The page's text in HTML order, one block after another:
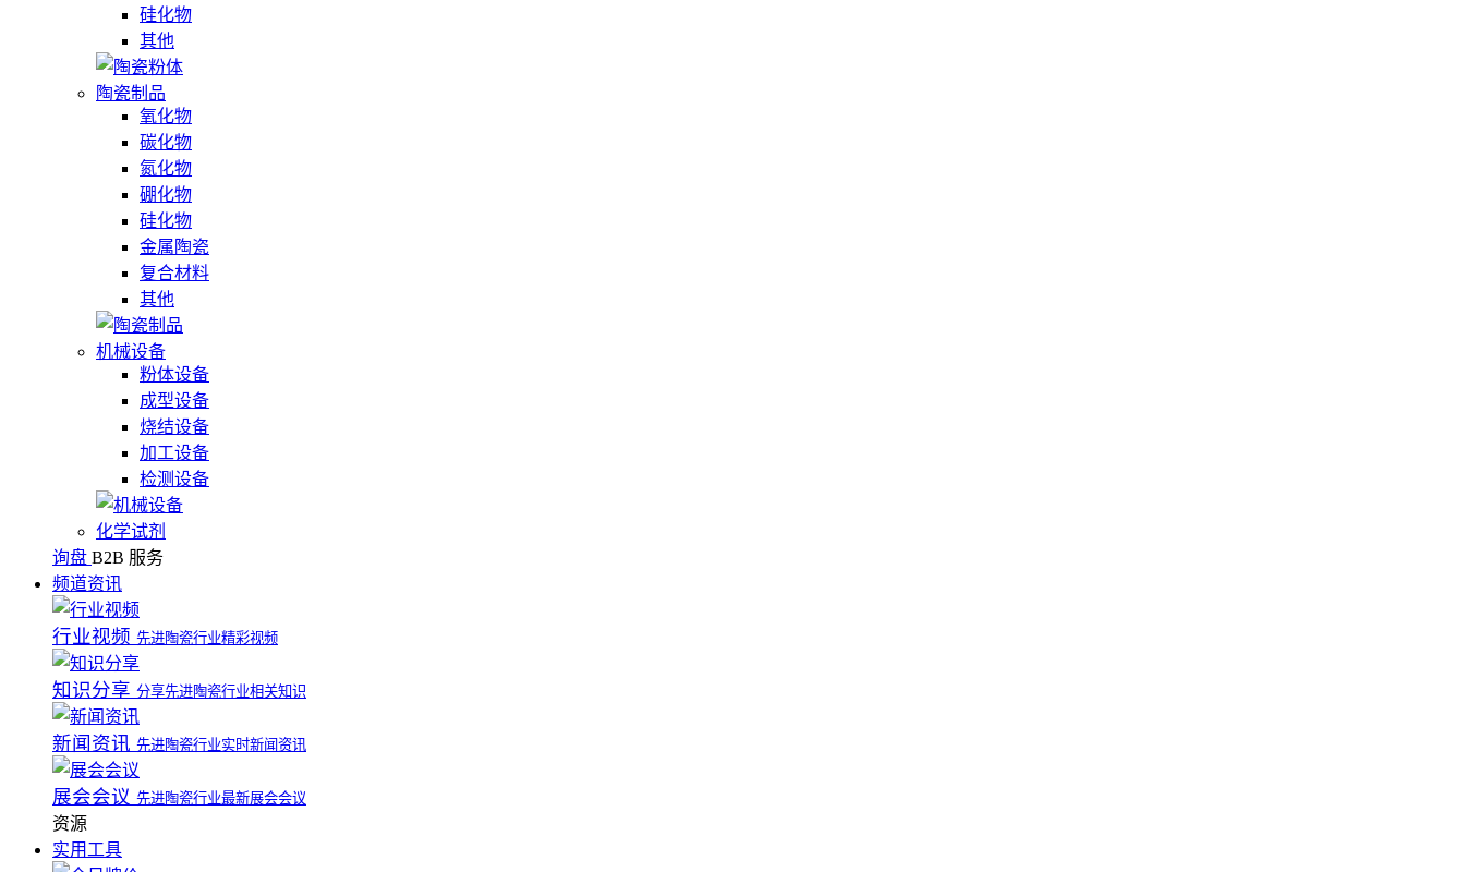
硅化物
其他
陶瓷制品
氧化物
碳化物
氮化物
硼化物
硅化物
金属陶瓷
复合材料
其他
机械设备
粉体设备
成型设备
烧结设备
加工设备
检测设备
化学试剂
询盘 B2B 服务
频道资讯
行业视频 先进陶瓷行业精彩视频
知识分享 分享先进陶瓷行业相关知识
新闻资讯 先进陶瓷行业实时新闻资讯
展会会议 先进陶瓷行业最新展会会议
资源
实用工具